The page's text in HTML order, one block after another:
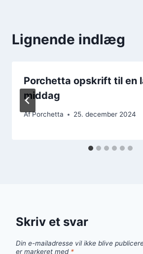
Lignende indlæg
Porchetta opskrift til en
middag
AfPorchetta 25. december 2024
Skriv et svar
Din e-mailadresse vil ikke blive
er markeret med *